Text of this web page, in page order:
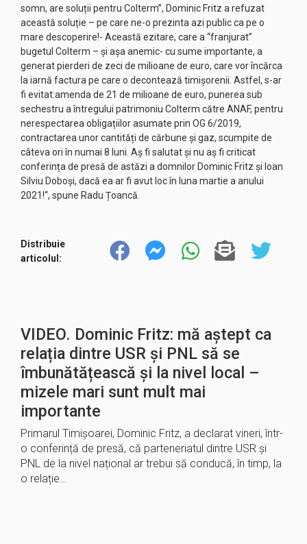
somn, are soluții pentru Colterm”, Dominic Fritz a refuzat
această soluție – pe care ne-o prezinta azi public ca pe o
mare descoperire!- Această ezitare, care a “franjurat”
bugetul Colterm – și așa anemic- cu sume importante, a
generat pierderi de zeci de milioane de euro, care vor încărca
la iarnă factura pe care o decontează timișorenii. Astfel, s-ar
fi evitat:amenda de 21 de milioane de euro, punerea sub
sechestru a întregului patrimoniu Colterm către ANAF, pentru
nerespectarea obligațiilor asumate prin OG 6/2019,
contractarea unor cantități de cărbune și gaz, scumpite de
câteva ori în numai 8 luni. Aș fi salutat și nu aș fi criticat
conferința de presă de astăzi a domnilor Dominic Fritz și Ioan
Silviu Doboși, dacă ea ar fi avut loc în luna martie a anului
2021!“, spune Radu Țoancă.
Distribuie
articolul:
VIDEO. Dominic Fritz: mă aștept ca
relația dintre USR și PNL să se
îmbunătățească și la nivel local –
mizele mari sunt mult mai
importante
Primarul Timișoarei, Dominic Fritz, a declarat vineri, într-
o conferință de presă, că parteneriatul dintre USR și
PNL de la nivel național ar trebui să conducă, în timp, la
o relație…